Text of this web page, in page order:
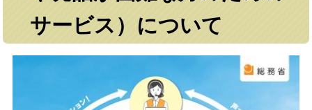
サービス）について